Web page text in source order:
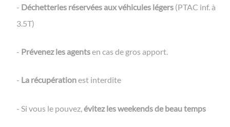
- Déchetteries réservées aux véhicules légers (PTAC inf. à
3.5T)
- Prévenez les agentsen cas de gros apport.
- La récupérationest interdite
- Si vous le pouvez, évitez les weekends de beau temps